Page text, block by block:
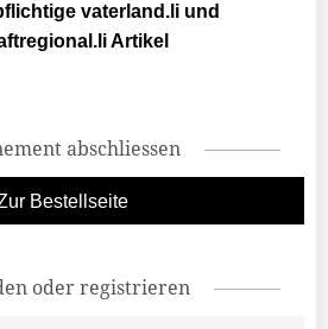
vaterland.li und
Artikel
abschliessen
Bestellseite
oder registrieren